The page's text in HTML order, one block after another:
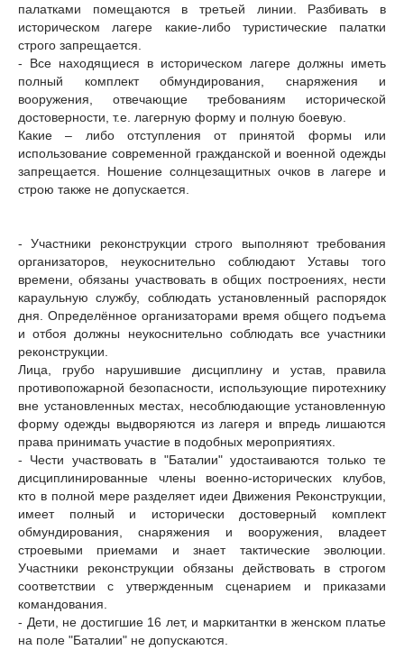
палатками помещаются в третьей линии. Разбивать в
историческом лагере какие-либо туристические палатки
строго запрещается.
- Все находящиеся в историческом лагере должны иметь
полный комплект обмундирования, снаряжения и
вооружения, отвечающие требованиям исторической
достоверности, т.е. лагерную форму и полную боевую.
Какие – либо отступления от принятой формы или
использование современной гражданской и военной одежды
запрещается. Ношение солнцезащитных очков в лагере и
строю также не допускается.
- Участники реконструкции строго выполняют требования
организаторов, неукоснительно соблюдают Уставы того
времени, обязаны участвовать в общих построениях, нести
караульную службу, соблюдать установленный распорядок
дня. Определённое организаторами время общего подъема
и отбоя должны неукоснительно соблюдать все участники
реконструкции.
Лица, грубо нарушившие дисциплину и устав, правила
противопожарной безопасности, использующие пиротехнику
вне установленных местах, несоблюдающие установленную
форму одежды выдворяются из лагеря и впредь лишаются
права принимать участие в подобных мероприятиях.
- Чести участвовать в "Баталии" удостаиваются только те
дисциплинированные члены военно-исторических клубов,
кто в полной мере разделяет идеи Движения Реконструкции,
имеет полный и исторически достоверный комплект
обмундирования, снаряжения и вооружения, владеет
строевыми приемами и знает тактические эволюции.
Участники реконструкции обязаны действовать в строгом
соответствии с утвержденным сценарием и приказами
командования.
- Дети, не достигшие 16 лет, и маркитантки в женском платье
на поле "Баталии" не допускаются.